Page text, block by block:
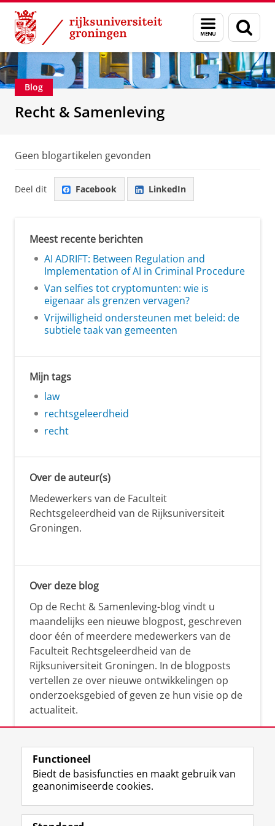
Skip
Content
Skip
Navigation
Menu
en
zoeken
Over ons Recht & Samenleving
Blog
Recht & Samenleving
Geen blogartikelen gevonden
Deel dit Facebook LinkedIn
Meest recente berichten
AI ADRIFT: Between Regulation and
Implementation of AI in Criminal Procedure
Van selfies tot cryptomunten: wie is
eigenaar als grenzen vervagen?
Vrijwilligheid ondersteunen met beleid: de
subtiele taak van gemeenten
Mijn tags
law
rechtsgeleerdheid
recht
Over de auteur(s)
Medewerkers van de Faculteit
Rechtsgeleerdheid van de Rijksuniversiteit
Groningen.
Over deze blog
Op de Recht & Samenleving-blog vindt u
maandelijks een nieuwe blogpost, geschreven
door één of meerdere medewerkers van de
Faculteit Rechtsgeleerdheid van de
Rijksuniversiteit Groningen. In de blogposts
vertellen ze over nieuwe ontwikkelingen op
onderzoeksgebied of geven ze hun visie op de
actualiteit.
Volg de RUG
F
a
L
i
R
S
I
n
Y
o
Functioneel
Biedt de basisfuncties en maakt gebruik van
geanonimiseerde cookies.